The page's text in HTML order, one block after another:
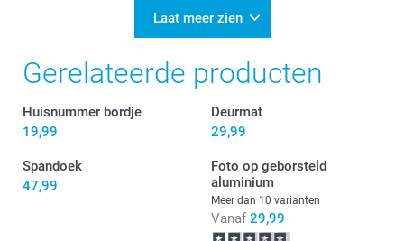
Laat meer zien
Gerelateerde producten
Huisnummer bordje
19,99
Deurmat
29,99
Spandoek
47,99
Foto op geborsteld
aluminium
Meer dan 10 varianten
Vanaf 29,99